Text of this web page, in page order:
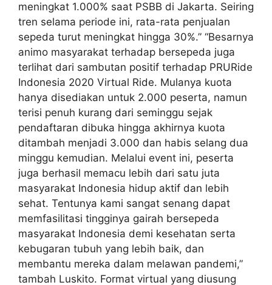
meningkat 1.000% saat PSBB di Jakarta. Seiring
tren selama periode ini, rata-rata penjualan
sepeda turut meningkat hingga 30%.” “Besarnya
animo masyarakat terhadap bersepeda juga
terlihat dari sambutan positif terhadap PRURide
Indonesia 2020 Virtual Ride. Mulanya kuota
hanya disediakan untuk 2.000 peserta, namun
terisi penuh kurang dari seminggu sejak
pendaftaran dibuka hingga akhirnya kuota
ditambah menjadi 3.000 dan habis selang dua
minggu kemudian. Melalui event ini, peserta
juga berhasil memacu lebih dari satu juta
masyarakat Indonesia hidup aktif dan lebih
sehat. Tentunya kami sangat senang dapat
memfasilitasi tingginya gairah bersepeda
masyarakat Indonesia demi kesehatan serta
kebugaran tubuh yang lebih baik, dan
membantu mereka dalam melawan pandemi,”
tambah Luskito. Format virtual yang diusung